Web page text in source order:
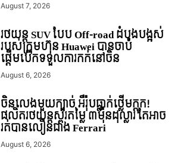
August 7, 2026
រថយន្ត SUV បែប Off-road ដំបូងបង្អស់
របស់ក្រុមហ៊ុន Huawei បានចាប់
ផ្តើមបើកទទួលការកក់នៅចិន
August 6, 2026
ចិនលេងមួយក្បាច់ អឺរ៉ុបធ្លាក់ថ្លើមក្តុក!
ផលិតរថយន្តស្ព័រតម្លៃ ៣ម៉ឺនដុល្លារ តែអាច
រត់បានលឿនជាង Ferrari
August 6, 2026